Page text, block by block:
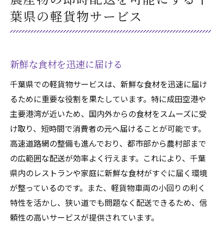
葉県の軽貨物サービス
新鮮な食材を迅速に届ける
千葉県での軽貨物サービスは、新鮮な食材を迅速に届け
るために重要な役割を果たしています。特に成田空港や
主要港湾が近いため、国内外からの食材をスムーズに受
け取り、短時間で消費者の元へ届けることが可能です。
高速道路網の整備も進んでおり、都市部から農村部まで
の広範囲な配送が効率よく行えます。これにより、千葉
県内のレストランや家庭に新鮮な食材がすぐに届く環境
が整っているのです。また、軽貨物車両の小回りの利く
特性を活かし、狭い道でも問題なく配送できるため、信
頼性の高いサービスが提供されています。